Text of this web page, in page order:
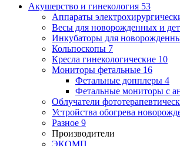
Акушерство и гинекология 53
Аппараты
Весы для новорожденных и
Инкубаторы для
Кольпоскопы 7
Кресла гинекологические 10
Мониторы фетальные 16
Фетальные допплеры 4
Фетальные мониторы с
Облучатели
Устройства обогрева
Разное 9
Производители
ЭКОМП